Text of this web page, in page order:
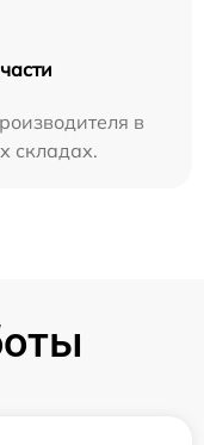
в
складах.